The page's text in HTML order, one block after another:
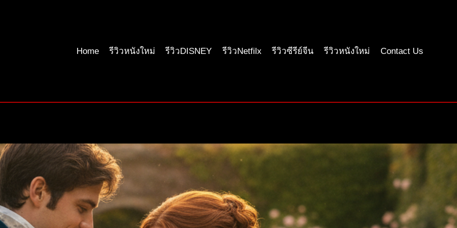
Home
รีวิวหนังใหม่ รีวิวDISNEY รีวิวNetfilx รีวิวซีรีย์จีน รีวิวหนังใหม่ Contact Us